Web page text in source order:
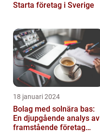
Starta företag i Sverige
18 januari 2024
Bolag med solnära bas:
En djupgående analys av
framstående företag